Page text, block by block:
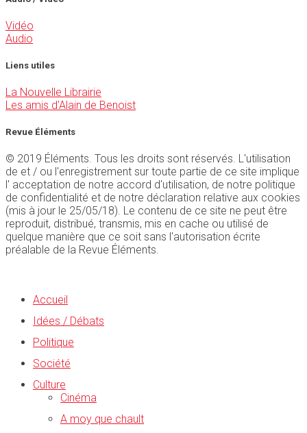
Vidéo
Audio
Liens utiles
La Nouvelle Librairie
Les amis d'Alain de Benoist
Revue Éléments
© 2019 Éléments. Tous les droits sont réservés. L'utilisation
de et / ou l'enregistrement sur toute partie de ce site implique
l' acceptation de notre accord d'utilisation, de notre politique
de confidentialité et de notre déclaration relative aux cookies
(mis à jour le 25/05/18). Le contenu de ce site ne peut être
reproduit, distribué, transmis, mis en cache ou utilisé de
quelque manière que ce soit sans l'autorisation écrite
préalable de la Revue Éléments.
Accueil
Idées / Débats
Politique
Société
Culture
Cinéma
A moy que chault